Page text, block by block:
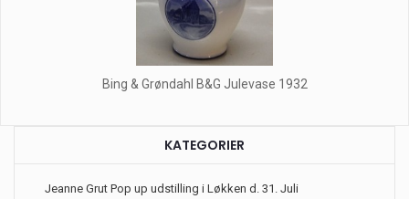
Bing & Grøndahl B&G Julevase 1932
KATEGORIER
Jeanne Grut Pop up udstilling i Løkken d. 31. Juli